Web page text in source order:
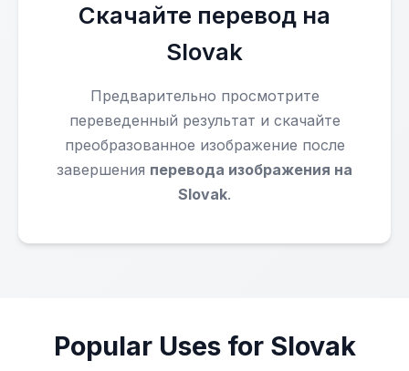
Скачайте перевод на
Slovak
Предварительно просмотрите
переведенный результат и скачайте
преобразованное изображение после
завершения перевода изображения на
Slovak.
Popular Uses for Slovak